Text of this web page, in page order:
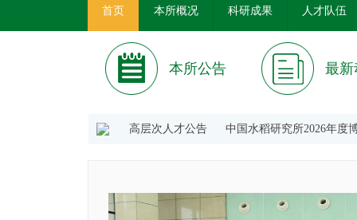
首页 本所概况 科研成果 人才队伍
本所公告 最新
所2026年面向全球引进高层次人才公告 中国水稻研究所2026年度博